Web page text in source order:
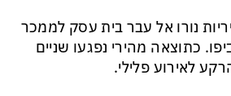
נורו אל עבר בית עסק לממכר
כתוצאה מהירי נפגעו שניים
לאירוע פלילי.